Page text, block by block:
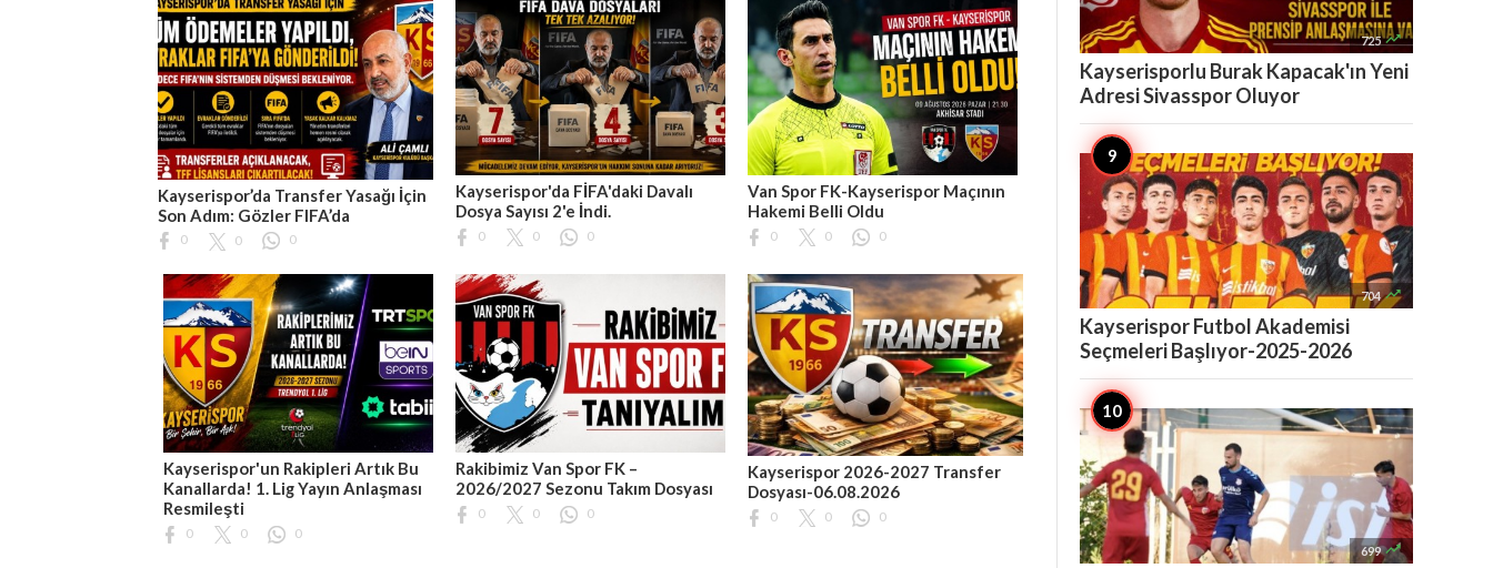
Kayserispor’da Transfer Yasağı İçin
Son Adım: Gözler FIFA’da
0 0 0
Kayserispor'da FİFA'daki Davalı
Dosya Sayısı 2'e İndi.
0 0 0
Van Spor FK-Kayserispor Maçının
Hakemi Belli Oldu
0 0 0
Kayserispor'un Rakipleri Artık Bu
Kanallarda! 1. Lig Yayın Anlaşması
Resmileşti
0 0 0
Rakibimiz Van Spor FK –
2026/2027 Sezonu Takım Dosyası
0 0 0
Kayserispor 2026-2027 Transfer
Dosyası-06.08.2026
0 0 0
725 
Kayserisporlu Burak Kapacak'ın Yeni
Adresi Sivasspor Oluyor
704 
Kayserispor Futbol Akademisi
Seçmeleri Başlıyor-2025-2026
699 